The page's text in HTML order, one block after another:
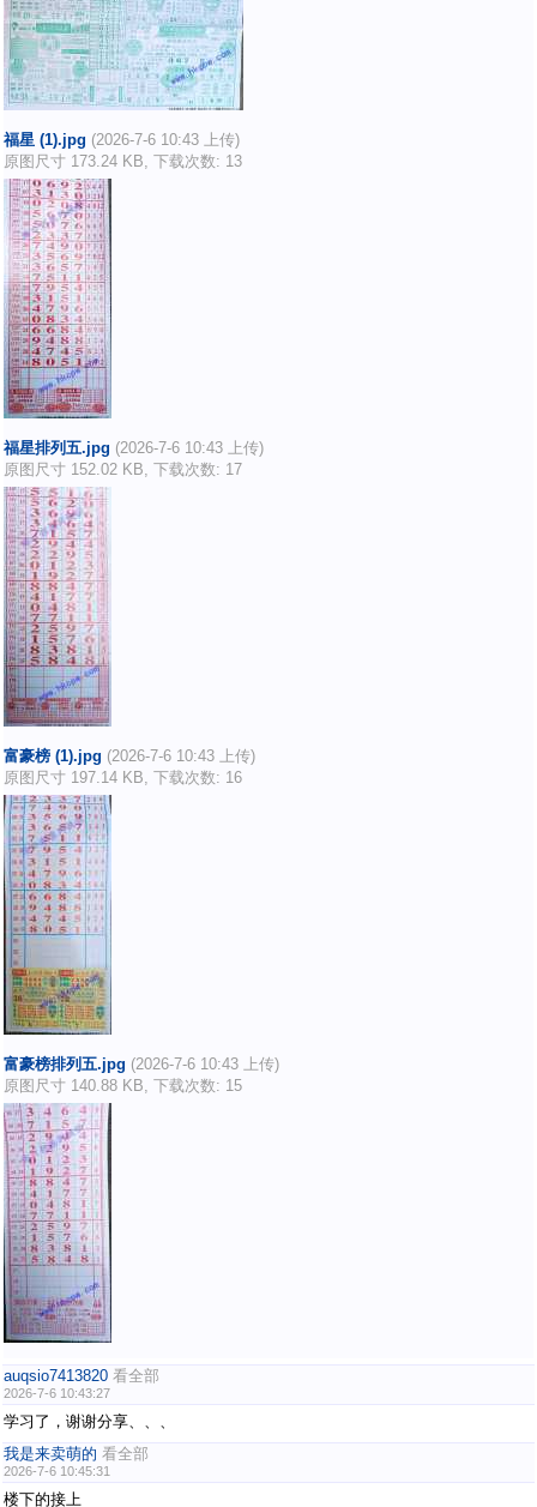
福星 (1).jpg (2026-7-6 10:43 上传)
原图尺寸 173.24 KB, 下载次数: 13
福星排列五.jpg (2026-7-6 10:43 上传)
原图尺寸 152.02 KB, 下载次数: 17
富豪榜 (1).jpg (2026-7-6 10:43 上传)
原图尺寸 197.14 KB, 下载次数: 16
富豪榜排列五.jpg (2026-7-6 10:43 上传)
原图尺寸 140.88 KB, 下载次数: 15
auqsio7413820 看全部
2026-7-6 10:43:27
学习了，谢谢分享、、、
我是来卖萌的 看全部
2026-7-6 10:45:31
楼下的接上